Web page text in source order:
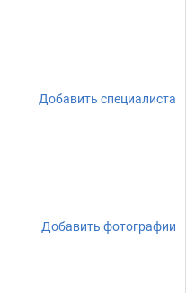
Добавить специалиста
Добавить фотографии